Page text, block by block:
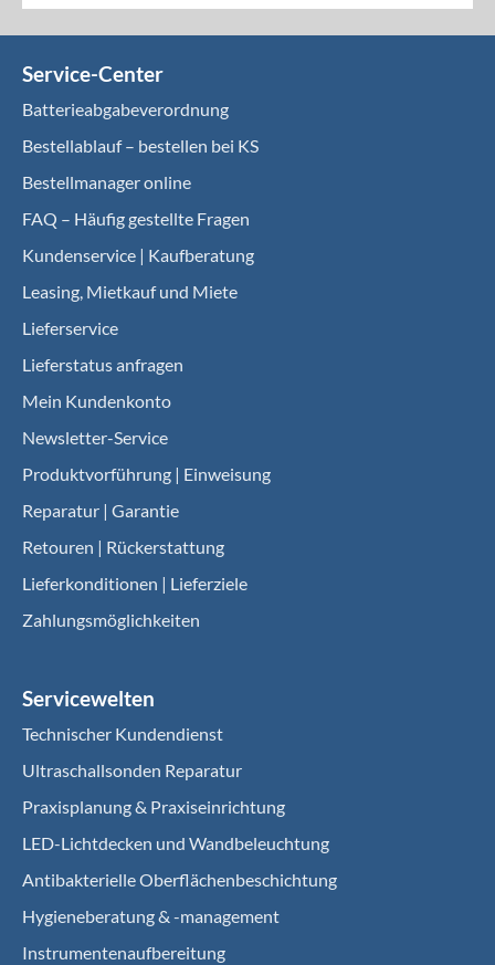
Service-Center
Batterieabgabeverordnung
Bestellablauf – bestellen bei KS
Bestellmanager online
FAQ – Häufig gestellte Fragen
Kundenservice | Kaufberatung
Leasing, Mietkauf und Miete
Lieferservice
Lieferstatus anfragen
Mein Kundenkonto
Newsletter-Service
Produktvorführung | Einweisung
Reparatur | Garantie
Retouren | Rückerstattung
Lieferkonditionen | Lieferziele
Zahlungsmöglichkeiten
Servicewelten
Technischer Kundendienst
Ultraschallsonden Reparatur
Praxisplanung & Praxiseinrichtung
LED-Lichtdecken und Wandbeleuchtung
Antibakterielle Oberflächenbeschichtung
Hygieneberatung & -management
Instrumentenaufbereitung